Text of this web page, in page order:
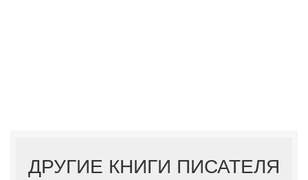
ДРУГИЕ КНИГИ ПИСАТЕЛЯ